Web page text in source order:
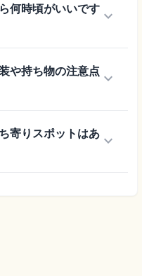
何時頃がいいです keyboard_arrow_down
や持ち物の注意点 keyboard_arrow_down
寄りスポットはあ keyboard_arrow_down